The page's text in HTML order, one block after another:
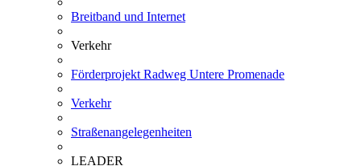
Breitband und Internet
Verkehr
Förderprojekt Radweg Untere Promenade
Verkehr
Straßenangelegenheiten
LEADER